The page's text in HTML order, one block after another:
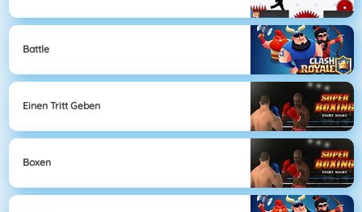
Battle
Einen Tritt Geben
Boxen